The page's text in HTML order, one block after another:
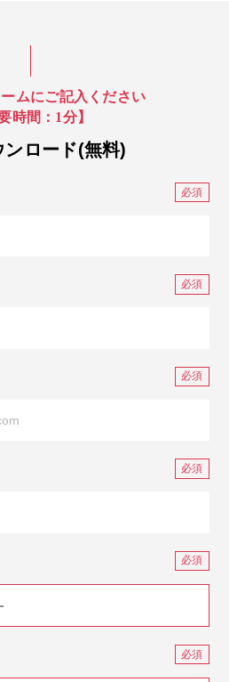
ムにご記入ください
時間：1分】
ンロード(無料)